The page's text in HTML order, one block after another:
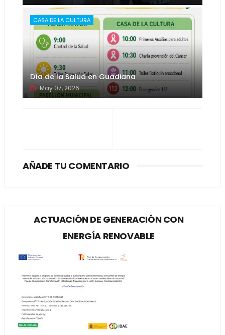
CASA DE LA CULTURA
Día de la Salud en Guadiana
May 07, 2026
AÑADE TU COMENTARIO
ACTUACIÓN DE GENERACIÓN CON
ENERGÍA RENOVABLE